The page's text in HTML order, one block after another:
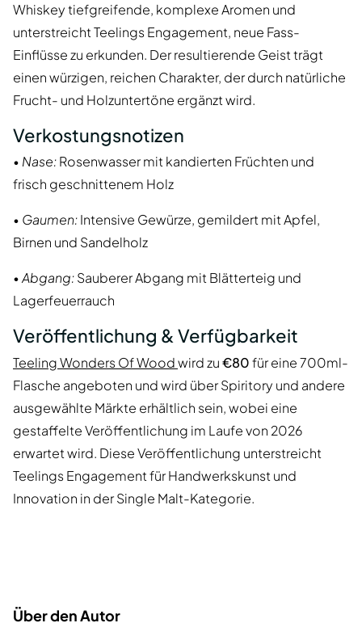
Whiskey tiefgreifende, komplexe Aromen und
unterstreicht Teelings Engagement, neue Fass-
Einflüsse zu erkunden. Der resultierende Geist trägt
einen würzigen, reichen Charakter, der durch natürliche
Frucht- und Holzuntertöne ergänzt wird.
Verkostungsnotizen
• Nase:Rosenwasser mit kandierten Früchten und
frisch geschnittenem Holz
• Gaumen:Intensive Gewürze, gemildert mit Apfel,
Birnen und Sandelholz
•Abgang:Sauberer Abgang mit Blätterteig und
Lagerfeuerrauch
Veröffentlichung & Verfügbarkeit
Teeling Wonders Of Woodwird zu€80für eine 700ml-
Flasche angeboten und wird über Spiritory und andere
ausgewählte Märkte erhältlich sein, wobei eine
gestaffelte Veröffentlichung im Laufe von 2026
erwartet wird. Diese Veröffentlichung unterstreicht
Teelings Engagement für Handwerkskunst und
Innovation in der Single Malt-Kategorie.
Über den Autor